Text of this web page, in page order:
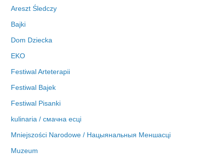
Areszt Śledczy
Bajki
Dom Dziecka
EKO
Festiwal Arteterapii
Festiwal Bajek
Festiwal Pisanki
kulinaria / смачна есці
Mniejszości Narodowe / Нацыянальныя Меншасці
Muzeum